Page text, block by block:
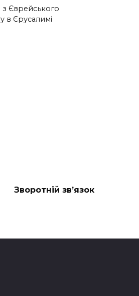
Єврейського
в Єрусалимі
Зворотній зв’язок